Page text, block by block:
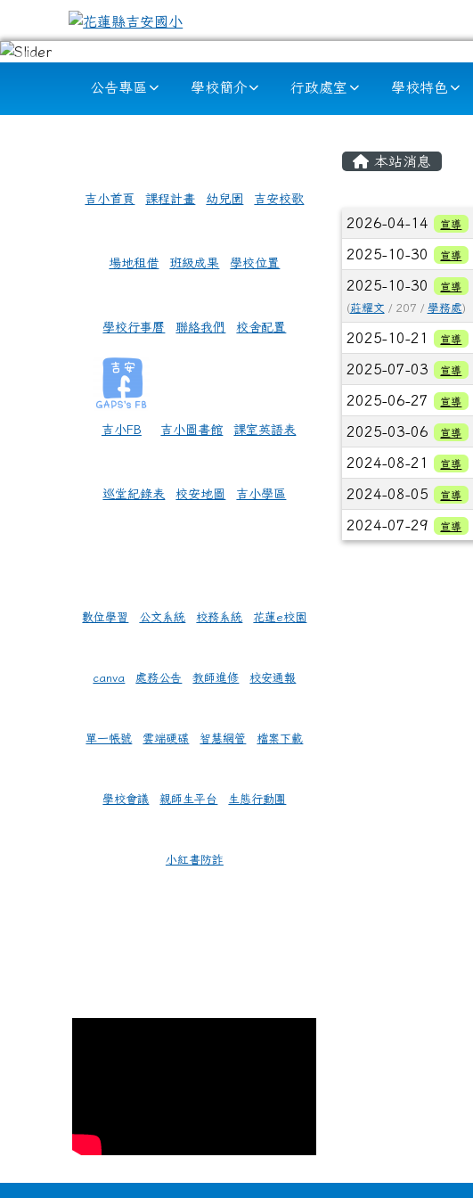
跳至主內容區
花蓮縣吉安國小
公告專區 學校簡介 行政處室 學校特色
吉小首頁 課程計畫 幼兒園 吉安校歌
場地租借 班級成果 學校位置
學校行事曆 聯絡我們 校舍配置
吉小FB 吉小圖書館 課室英語表
巡堂紀錄表 校安地圖 吉小學區
數位學習 公文系統 校務系統 花蓮e校園
canva 處務公告 教師進修 校安通報
單一帳號 雲端硬碟 智慧網管 檔案下載
學校會議 親師生平台 生態行動團
小紅書防詐
主內容區域
本站消息
文章列表
2026-04-14 宣導
2025-10-30 宣導
2025-10-30 宣導
(莊耀文 / 207 / 學務處)
2025-10-21 宣導
2025-07-03 宣導
2025-06-27 宣導
2025-03-06 宣導
2024-08-21 宣導
2024-08-05 宣導
2024-07-29 宣導